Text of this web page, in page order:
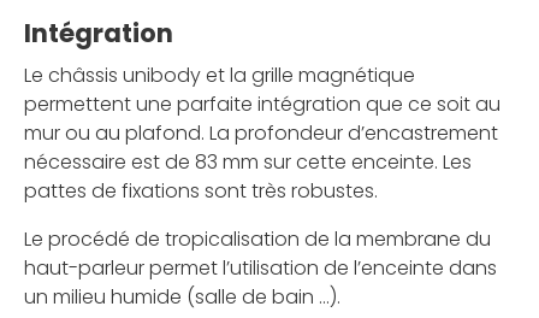
Intégration
Le châssis unibody et la grille magnétique
permettent une parfaite intégration que ce soit au
mur ou au plafond. La profondeur d’encastrement
nécessaire est de 83 mm sur cette enceinte. Les
pattes de fixations sont très robustes.
Le procédé de tropicalisation de la membrane du
haut-parleur permet l’utilisation de l’enceinte dans
un milieu humide (salle de bain …).